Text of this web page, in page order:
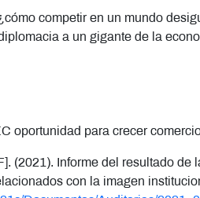
competir en un mundo
a un gigante de la
oportunidad para crecer
(2021). Informe del resultado
con la imagen